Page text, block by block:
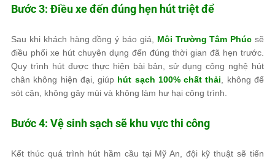
Bước 3: Điều xe đến đúng hẹn hút triệt để
Sau khi khách hàng đồng ý báo giá, Môi Trường Tâm Phúc sẽ
điều phối xe hút chuyên dụng đến đúng thời gian đã hẹn trước.
Quy trình hút được thực hiện bài bản, sử dụng công nghệ hút
chân không hiện đại, giúp hút sạch 100% chất thải , không để
sót cặn, không gây mùi và không làm hư hại công trình.
Bước 4: Vệ sinh sạch sẽ khu vực thi công
Kết thúc quá trình hút hầm cầu tại Mỹ An, đội kỹ thuật sẽ tiến